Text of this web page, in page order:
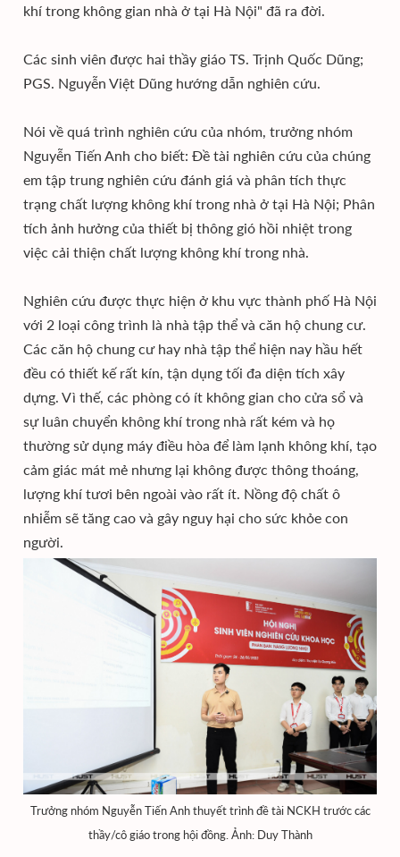
khí trong không gian nhà ở tại Hà Nội" đã ra đời.
Các sinh viên được hai thầy giáo TS. Trịnh Quốc Dũng;
PGS. Nguyễn Việt Dũng hướng dẫn nghiên cứu.
Nói về quá trình nghiên cứu của nhóm, trưởng nhóm
Nguyễn Tiến Anh cho biết: Đề tài nghiên cứu của chúng
em tập trung nghiên cứu đánh giá và phân tích thực
trạng chất lượng không khí trong nhà ở tại Hà Nội; Phân
tích ảnh hưởng của thiết bị thông gió hồi nhiệt trong
việc cải thiện chất lượng không khí trong nhà.
Nghiên cứu được thực hiện ở khu vực thành phố Hà Nội
với 2 loại công trình là nhà tập thể và căn hộ chung cư.
Các căn hộ chung cư hay nhà tập thể hiện nay hầu hết
đều có thiết kế rất kín, tận dụng tối đa diện tích xây
dựng. Vì thế, các phòng có ít không gian cho cửa sổ và
sự luân chuyển không khí trong nhà rất kém và họ
thường sử dụng máy điều hòa để làm lạnh không khí, tạo
cảm giác mát mẻ nhưng lại không được thông thoáng,
lượng khí tươi bên ngoài vào rất ít. Nồng độ chất ô
nhiễm sẽ tăng cao và gây nguy hại cho sức khỏe con
người.
Trưởng nhóm Nguyễn Tiến Anh thuyết trình đề tài NCKH trước các
thầy/cô giáo trong hội đồng. Ảnh: Duy Thành